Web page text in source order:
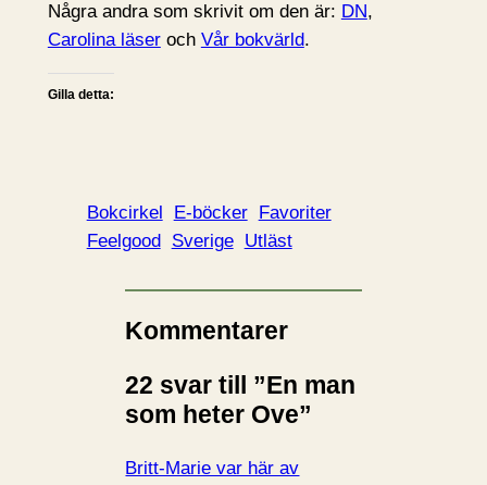
Några andra som skrivit om den är: DN,
Carolina läseroch Vår bokvärld.
Gilla detta:
Bokcirkel E-böcker
Favoriter
Feelgood
Sverige Utläst
Kommentarer
22 svar till ”En man
som heter Ove”
Britt-Marie var här av